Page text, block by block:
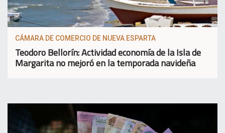
CÁMARA DE COMERCIO DE NUEVA ESPARTA
Teodoro Bellorín: Actividad economía de la Isla de
Margarita no mejoró en la temporada navideña